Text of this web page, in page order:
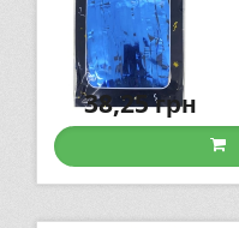
38,25грн